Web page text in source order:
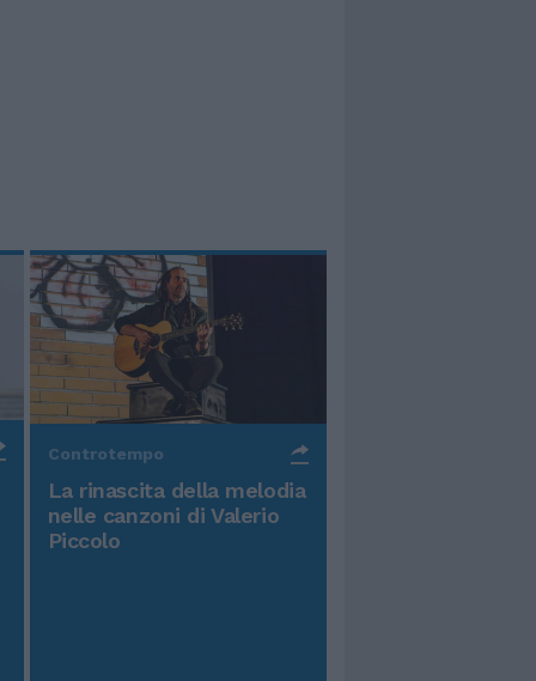
Controtempo
La rinascita della melodia
nelle canzoni di Valerio
Piccolo